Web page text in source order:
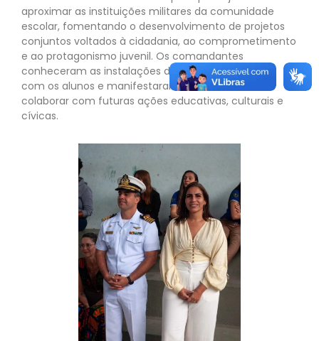
aproximar as instituições militares da comunidade
escolar, fomentando o desenvolvimento de projetos
conjuntos voltados à cidadania, ao comprometimento
e ao protagonismo juvenil. Os comandantes
conheceram as instalações da escola, interagiram
com os alunos e manifestaram interesse em
colaborar com futuras ações educativas, culturais e
cívicas.